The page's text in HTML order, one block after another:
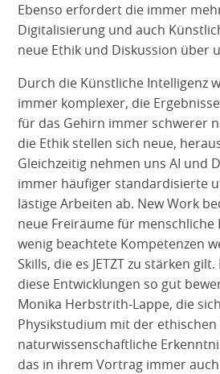
Ebenso erfordert die immer
Digitalisierung und auch
neue Ethik und Diskussion über
Durch die Künstliche Intelligenz
immer komplexer, die
für das Gehirn immer schwerer
die Ethik stellen sich neue,
Gleichzeitig nehmen uns AI und
immer häufiger standardisierte
lästige Arbeiten ab. New Work
neue Freiräume für menschliche
wenig beachtete Kompetenzen
Skills, die es JETZT zu stärken
diese Entwicklungen so gut
Monika Herbstrith-Lappe, die
Physikstudium mit der
naturwissenschaftliche
das in ihrem Vortrag immer